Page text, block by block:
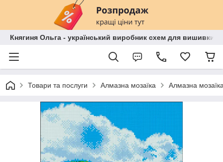
Княгиня Ольга - український виробник схем для вишивки
Товари та послуги Алмазна мозаїка Алмазна